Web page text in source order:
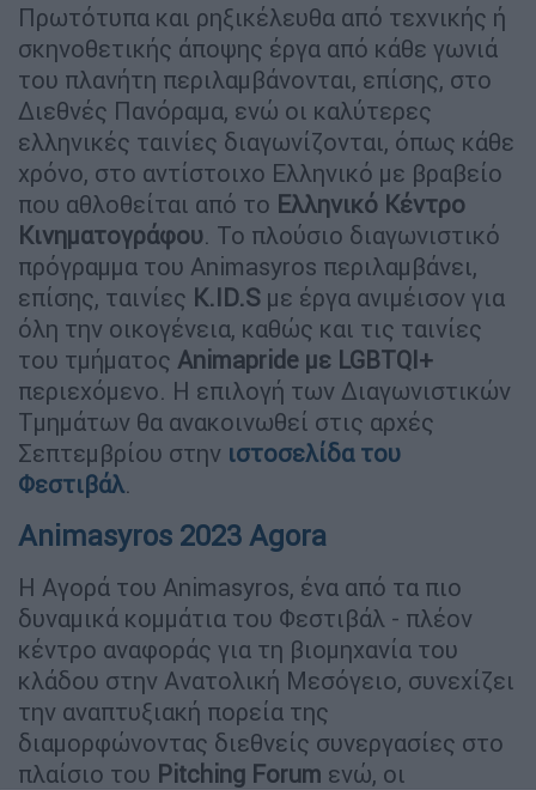
Πρωτότυπα και ρηξικέλευθα από τεχνικής ή
σκηνοθετικής άποψης έργα από κάθε γωνιά
του πλανήτη περιλαμβάνονται, επίσης, στο
Διεθνές Πανόραμα, ενώ οι καλύτερες
ελληνικές ταινίες διαγωνίζονται, όπως κάθε
χρόνο, στο αντίστοιχο Ελληνικό με βραβείο
που αθλοθείται από το Ελληνικό Κέντρο
Κινηματογράφου. Το πλούσιο διαγωνιστικό
πρόγραμμα του Animasyros περιλαμβάνει,
επίσης, ταινίες K.ID.S με έργα ανιμέισον για
όλη την οικογένεια, καθώς και τις ταινίες
του τμήματος Animapride με LGBTQI+
περιεχόμενο. Η επιλογή των Διαγωνιστικών
Τμημάτων θα ανακοινωθεί στις αρχές
Σεπτεμβρίου στην ιστοσελίδα του
Φεστιβάλ.
Animasyros 2023 Agora
Η Αγορά του Animasyros, ένα από τα πιο
δυναμικά κομμάτια του Φεστιβάλ - πλέον
κέντρο αναφοράς για τη βιομηχανία του
κλάδου στην Ανατολική Μεσόγειο, συνεχίζει
την αναπτυξιακή πορεία της
διαμορφώνοντας διεθνείς συνεργασίες στο
πλαίσιο του Pitching Forum ενώ, οι